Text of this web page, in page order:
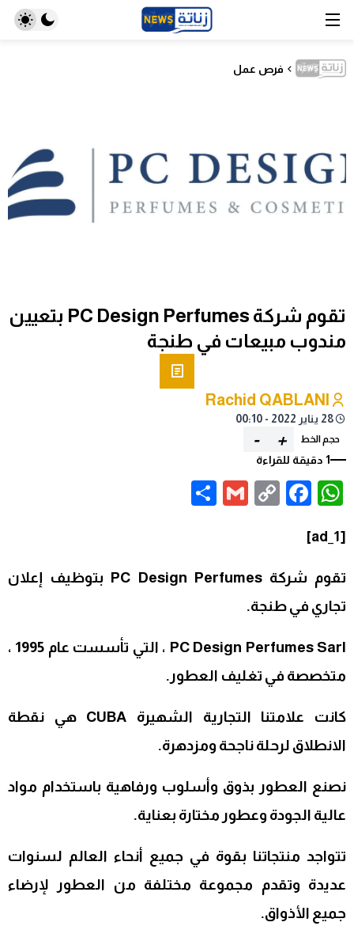
فرص عمل
تقوم شركة PC Design Perfumes بتعيين
مندوب مبيعات في طنجة
Rachid QABLANI
28 يناير 2022 - 00:10
حجم الخط +
-
1 دقيقة للقراءة
WhatsApp
Facebook
Copy
Gmail
[ad_1]
تقوم شركة PC Design Perfumes بتوظيف إعلان
تجاري في طنجة.
PC Design Perfumes Sarl ، التي تأسست عام 1995 ،
متخصصة في تغليف العطور.
كانت علامتنا التجارية الشهيرة CUBA هي نقطة
الانطلاق لرحلة ناجحة ومزدهرة.
نصنع العطور بذوق وأسلوب ورفاهية باستخدام مواد
عالية الجودة وعطور مختارة بعناية.
تتواجد منتجاتنا بقوة في جميع أنحاء العالم لسنوات
عديدة وتقدم مجموعة مختلفة من العطور لإرضاء
جميع الأذواق.